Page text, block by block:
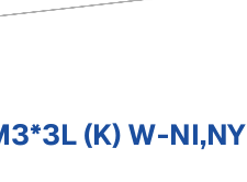
(K) W-NI,NY